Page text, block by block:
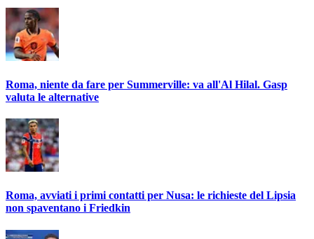
Roma, niente da fare per Summerville: va all'Al Hilal. Gasp
valuta le alternative
Roma, avviati i primi contatti per Nusa: le richieste del Lipsia
non spaventano i Friedkin